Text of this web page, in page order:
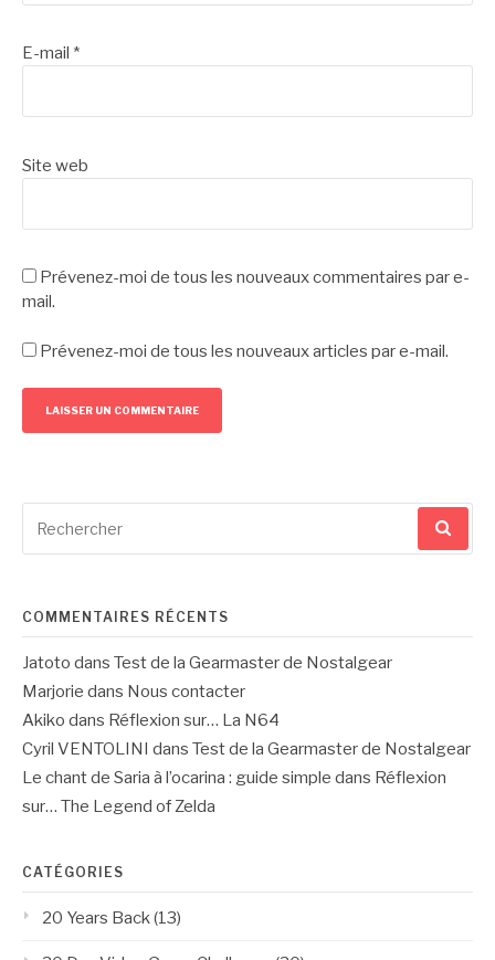
E-mail *
Site web
Prévenez-moi de tous les nouveaux commentaires par e-
mail.
Prévenez-moi de tous les nouveaux articles par e-mail.
pour
COMMENTAIRES RÉCENTS
Jatoto dans Test de la Gearmaster de Nostalgear
Marjorie dans Nous contacter
Akiko dans Réflexion sur… La N64
Cyril VENTOLINI dans Test de la Gearmaster de Nostalgear
Le chant de Saria à l’ocarina : guide simple dans Réflexion
sur… The Legend of Zelda
CATÉGORIES
20 Years Back (13)